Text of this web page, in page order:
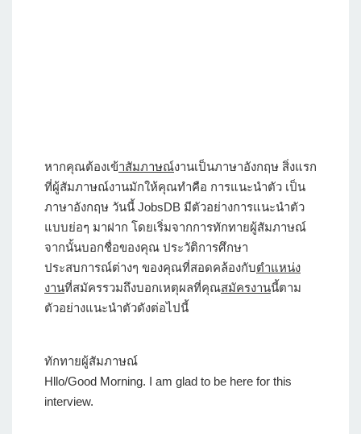
หากคุณต้องเข้าสัมภาษณ์งานเป็นภาษาอังกฤษ สิ่งแรก
ที่ผู้สัมภาษณ์งานมักให้คุณทำคือ การแนะนำตัว เป็น
ภาษาอังกฤษ วันนี้ JobsDB มีตัวอย่างการแนะนำตัว
แบบย่อๆ มาฝาก โดยเริ่มจากการทักทายผู้สัมภาษณ์
จากนั้นบอกชื่อของคุณ ประวัติการศึกษา
ประสบการณ์ต่างๆ ของคุณที่สอดคล้องกับตำแหน่ง
งานที่สมัครรวมถึงบอกเหตุผลที่คุณสมัครงานนี้ตาม
ตัวอย่างแนะนำตัวดังต่อไปนี้
ทักทายผู้สัมภาษณ์
Hllo/Good Morning. I am glad to be here for this
interview.